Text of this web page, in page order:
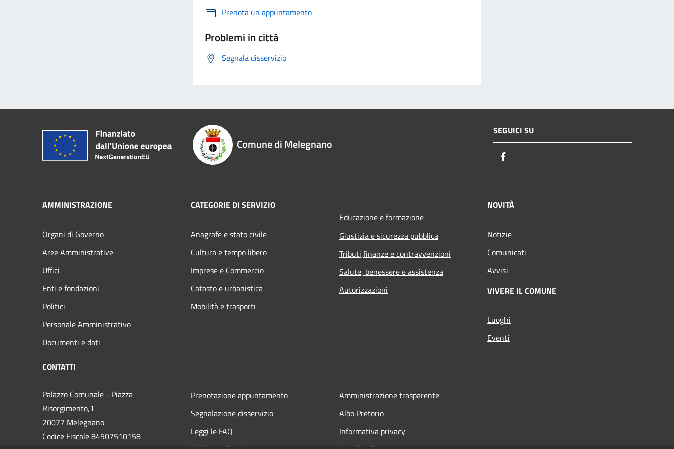
Prenota un appuntamento
Problemi in città
Segnala disservizio
Comune di Melegnano
SEGUICI SU
AMMINISTRAZIONE
Organi di Governo
Aree Amministrative
Uffici
Enti e fondazioni
Politici
Personale Amministrativo
Documenti e dati
CATEGORIE DI SERVIZIO
Anagrafe e stato civile
Cultura e tempo libero
Imprese e Commercio
Catasto e urbanistica
Mobilità e trasporti
Educazione e formazione
Giustizia e sicurezza pubblica
Tributi,finanze e contravvenzioni
Salute, benessere e assistenza
Autorizzazioni
NOVITÀ
Notizie
Comunicati
Avvisi
VIVERE IL COMUNE
Luoghi
Eventi
CONTATTI
Palazzo Comunale - Piazza
Risorgimento,1
20077 Melegnano
Codice Fiscale 84507510158
Prenotazione appuntamento
Segnalazione disservizio
Leggi le FAQ
Amministrazione trasparente
Albo Pretorio
Informativa privacy